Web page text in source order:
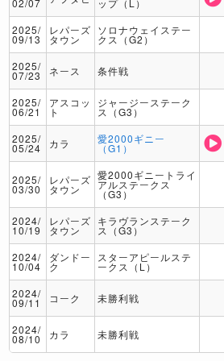
02/07 ップ（L）
2025/
09/13
レパーズ
タウン
ソロナウェイステー
クス（G2）
2025/
07/23 ネース 条件戦
2025/
06/21
アスコッ
ト
ジャージーステーク
ス（G3）
2025/
05/24 カラ 愛2000ギニー
（G1）
2025/
03/30
レパーズ
タウン
愛2000ギニートライ
アルステークス
（G3）
2024/
10/19
レパーズ
タウン
キラヴランステーク
ス（G3）
2024/
10/04
ダンドー
ク
スターアピールステ
ークス（L）
2024/
09/11 コーク 未勝利戦
2024/
08/10 カラ 未勝利戦